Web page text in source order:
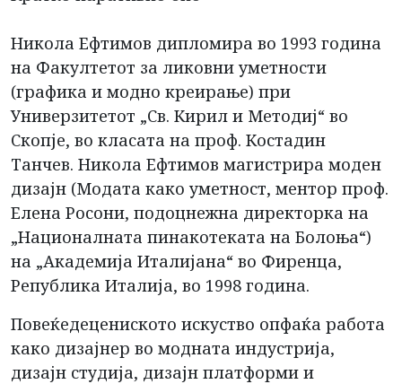
Никола Ефтимов дипломира во 1993 година
на Факултетот за ликовни уметности
(графика и модно креирање) при
Универзитетот „Св. Кирил и Методиј“ во
Скопје, во класата на проф. Костадин
Танчев. Никола Ефтимов магистрира моден
дизајн (Модата како уметност, ментор проф.
Елена Росони, подоцнежна директорка на
„Националната пинакотеката на Болоња“)
на „Академија Италијана“ во Фиренца,
Република Италија, во 1998 година.
Повеќедецениското искуство опфаќа работа
како дизајнер во модната индустрија,
дизајн студија, дизајн платформи и